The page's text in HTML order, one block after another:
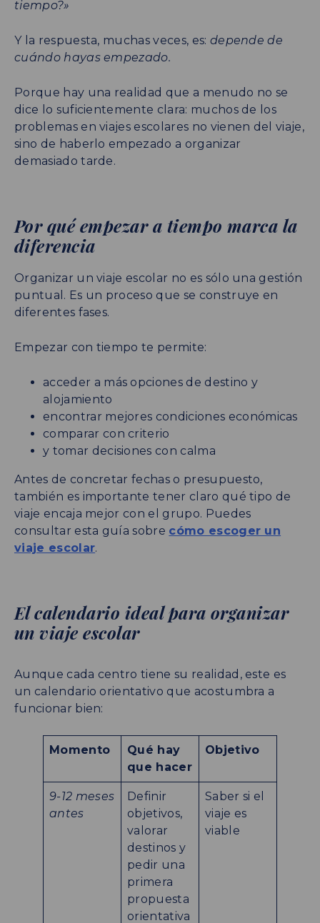
tiempo?»
Y la respuesta, muchas veces, es: depende de
cuándo hayas empezado.
Porque hay una realidad que a menudo no se
dice lo suficientemente clara: muchos de los
problemas en viajes escolares no vienen del viaje,
sino de haberlo empezado a organizar
demasiado tarde.
Por qué empezar a tiempo marca la
diferencia
Organizar un viaje escolar no es sólo una gestión
puntual. Es un proceso que se construye en
diferentes fases.
Empezar con tiempo te permite:
acceder a más opciones de destino y
alojamiento
encontrar mejores condiciones económicas
comparar con criterio
y tomar decisiones con calma
Antes de concretar fechas o presupuesto,
también es importante tener claro qué tipo de
viaje encaja mejor con el grupo. Puedes
consultar esta guía sobre cómo escoger un
viaje escolar.
El calendario ideal para organizar
un viaje escolar
Aunque cada centro tiene su realidad, este es
un calendario orientativo que acostumbra a
funcionar bien:
Momento
Qué hay
que hacer
Objetivo
9-12 meses
antes
Definir
objetivos,
valorar
destinos y
pedir una
primera
propuesta
orientativa
Saber si el
viaje es
viable